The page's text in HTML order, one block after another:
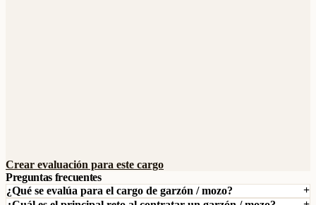
Crear evaluación para este cargo
Preguntas frecuentes
¿Qué se evalúa para el cargo de garzón / mozo?